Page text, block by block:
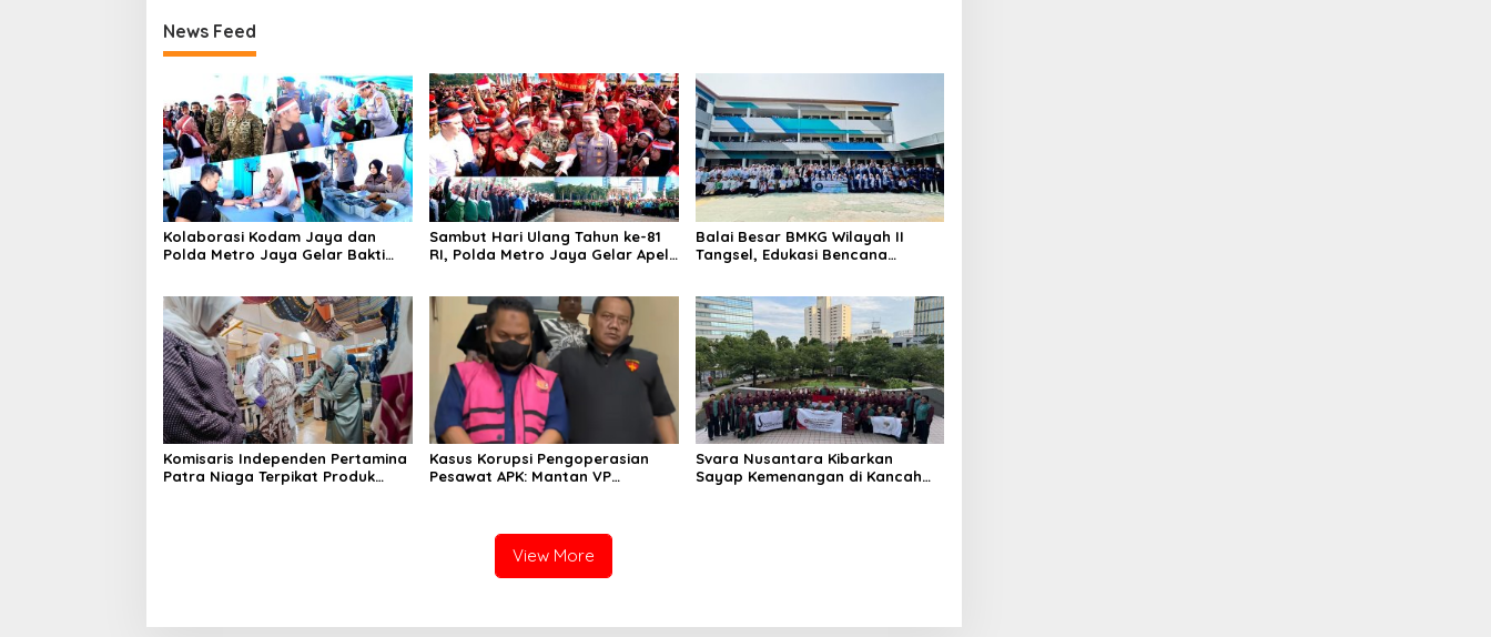
News Feed
Kolaborasi Kodam Jaya dan
Polda Metro Jaya Gelar Bakti
Sambut Hari Ulang Tahun ke-81
RI, Polda Metro Jaya Gelar Apel
Balai Besar BMKG Wilayah II
Tangsel, Edukasi Bencana
Komisaris Independen Pertamina
Patra Niaga Terpikat Produk
Kasus Korupsi Pengoperasian
Pesawat APK: Mantan VP
Svara Nusantara Kibarkan
Sayap Kemenangan di Kancah
View More